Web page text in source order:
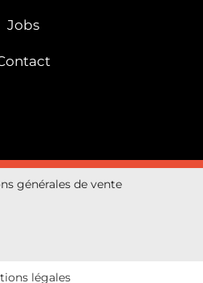
Jobs
générales de vente
légales